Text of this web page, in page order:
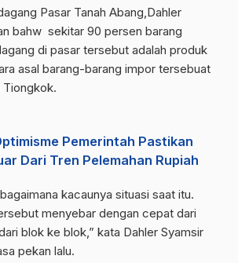
Pasar Tanah Abang,Dahler
bahw sekitar 90 persen barang
di pasar tersebut adalah produk
asal barang-barang impor tersebuat
Tiongkok.
Pemerintah Pastikan
Dari Tren Pelemahan Rupiah
kacaunya situasi saat itu.
menyebar dengan cepat dari
blok ke blok,” kata Dahler Syamsir
pekan lalu.